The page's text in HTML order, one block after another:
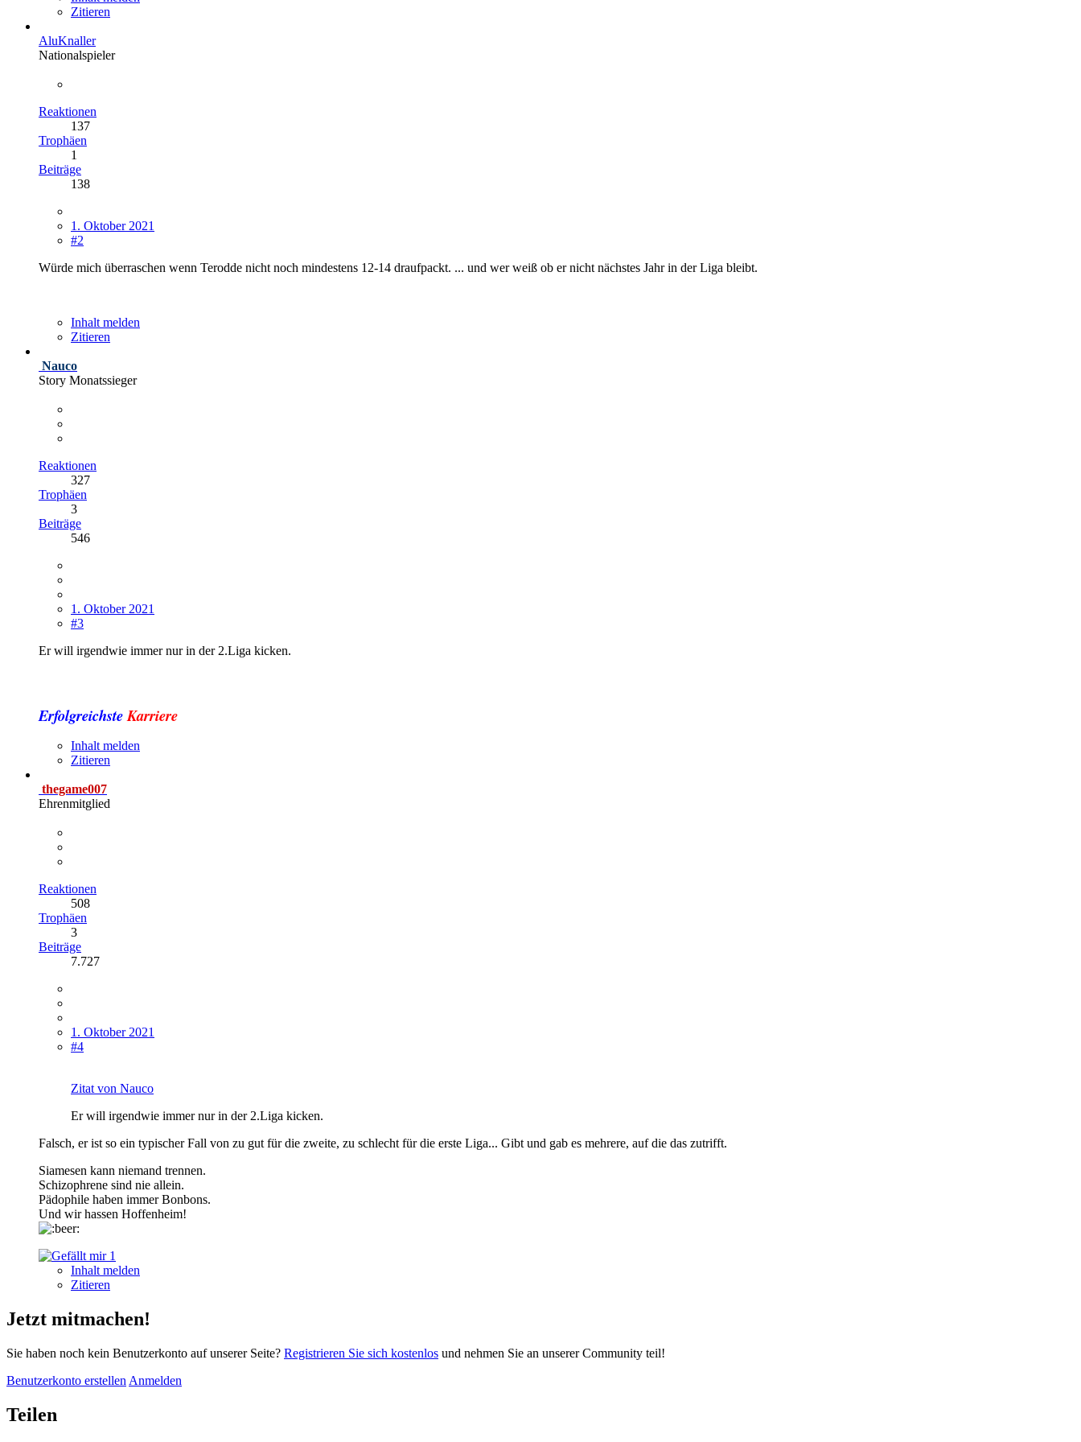
Zitieren
AluKnaller
Nationalspieler
Reaktionen
137
Trophäen
1
Beiträge
138
1. Oktober 2021
#2
Würde mich überraschen wenn Terodde nicht noch mindestens 12-14 draufpackt. ... und wer weiß ob er nicht nächstes Jahr in der Liga bleibt.
Inhalt melden
Zitieren
Nauco
Story Monatssieger
Reaktionen
327
Trophäen
3
Beiträge
546
1. Oktober 2021
#3
Er will irgendwie immer nur in der 2.Liga kicken.
ErfolgreichsteKarriere
Inhalt melden
Zitieren
thegame007
Ehrenmitglied
Reaktionen
508
Trophäen
3
Beiträge
7.727
1. Oktober 2021
#4
Zitat von Nauco
Er will irgendwie immer nur in der 2.Liga kicken.
Falsch, er ist so ein typischer Fall von zu gut für die zweite, zu schlecht für die erste Liga... Gibt und gab es mehrere, auf die das zutrifft.
Siamesen kann niemand trennen.
Schizophrene sind nie allein.
Pädophile haben immer Bonbons.
Und wir hassen Hoffenheim!
1
Inhalt melden
Zitieren
Jetzt mitmachen!
Sie haben noch kein Benutzerkonto auf unserer Seite? Registrieren Sie sich kostenlos und nehmen Sie an unserer Community teil!
Benutzerkonto erstellen Anmelden
Teilen